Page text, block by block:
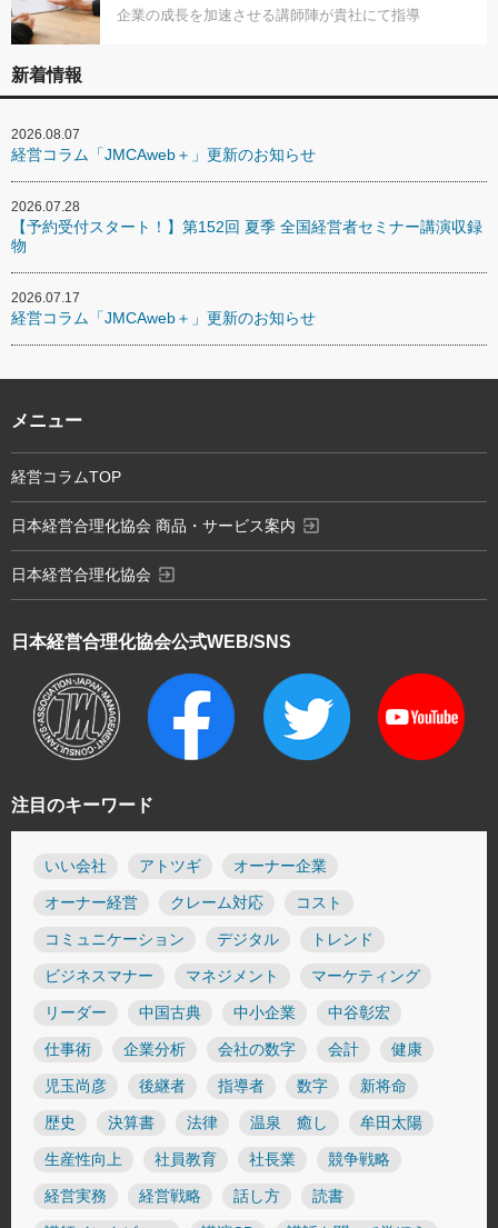
企業の成長を加速させる講師陣が貴社にて指導
新着情報
2026.08.07
経営コラム「JMCAweb＋」更新のお知らせ
2026.07.28
【予約受付スタート！】第152回 夏季 全国経営者セミナー講演収録
物
2026.07.17
経営コラム「JMCAweb＋」更新のお知らせ
注目のキーワード
いい会社 アトツギ オーナー企業
オーナー経営 クレーム対応 コスト
コミュニケーション デジタル トレンド
ビジネスマナー マネジメント マーケティング
リーダー 中国古典 中小企業 中谷彰宏
仕事術 企業分析 会社の数字 会計 健康
児玉尚彦 後継者 指導者 数字 新将命
歴史 決算書 法律 温泉 癒し 牟田太陽
生産性向上 社員教育 社長業 競争戦略
経営実務 経営戦略 話し方 読書
日本経営合理化協会公式WEB/SNS
メニュー
経営コラムTOP
日本経営合理化協会 商品・サービス案内 exit_to_app
日本経営合理化協会 exit_to_app